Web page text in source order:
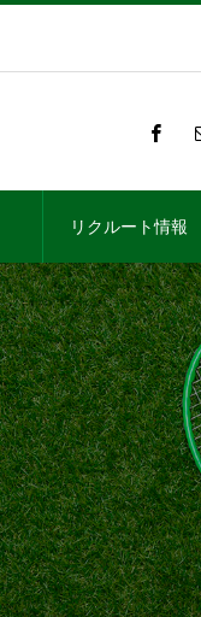
リクルート情報